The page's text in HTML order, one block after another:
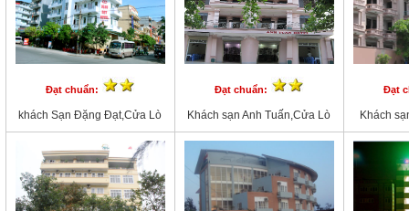
Đạt chuẩn:
khách Sạn Đặng Đạt,Cửa Lò
Đạt chuẩn:
Khách sạn Anh Tuấn,Cửa Lò
Đạt
Khách